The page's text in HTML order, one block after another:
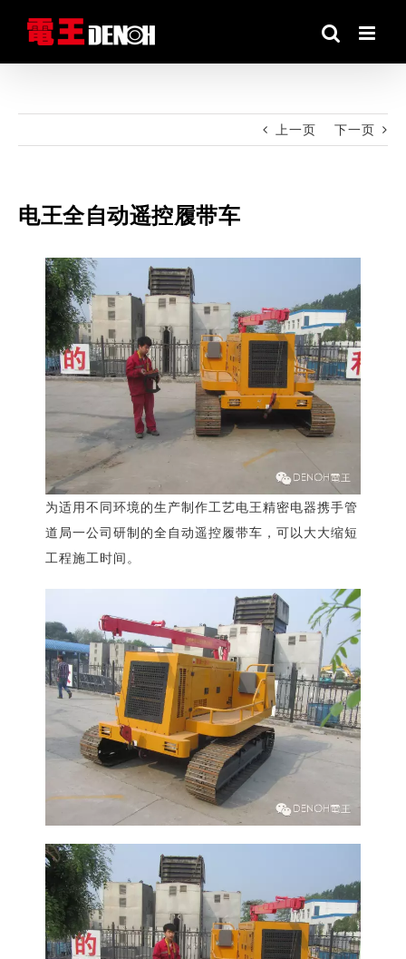
内
上一页 下一页
电王全自动遥控履带车
为适用不同环境的生产制作工艺电王精密电器携手管
道局一公司研制的全自动遥控履带车，可以大大缩短
工程施工时间。